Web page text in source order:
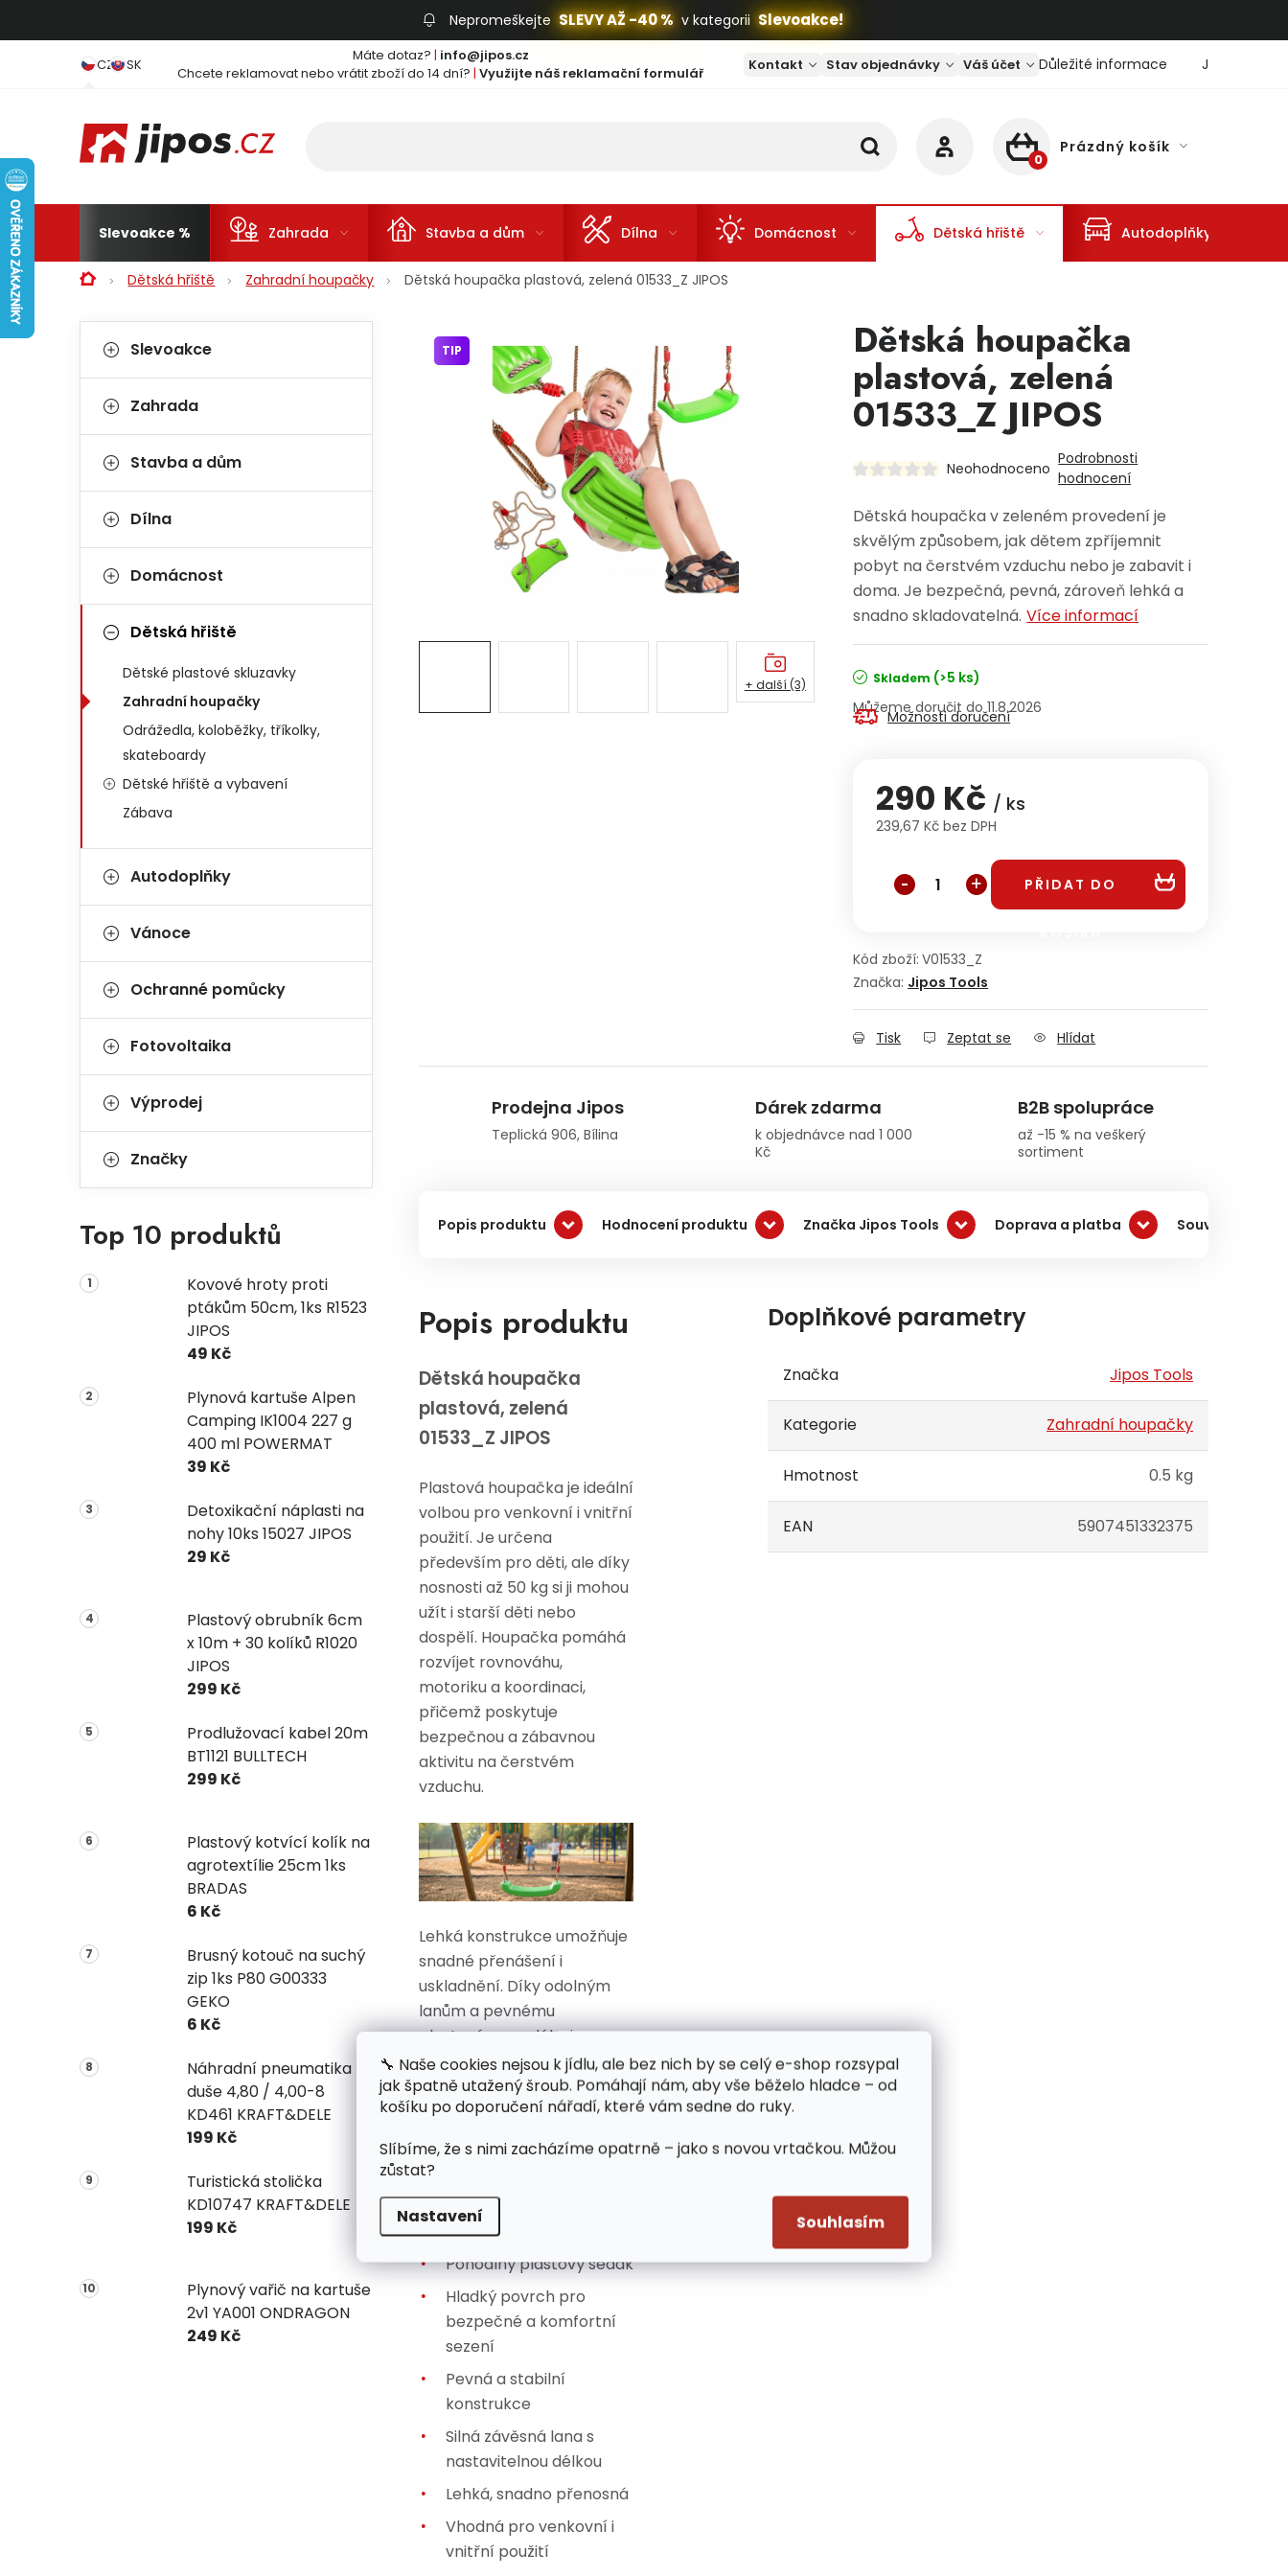
🔧 Naše cookies nejsou k jídlu, ale bez nich by se celý e-shop rozsypal
jak špatně utažený šroub. Pomáhají nám, aby vše běželo hladce – od
košíku po doporučení nářadí, které vám sedne do ruky.
Slíbíme, že s nimi zacházíme opatrně – jako s novou vrtačkou. Můžou
zůstat?
Nastavení Souhlasím
Nepromeškejte SLEVY AŽ -40 % v kategorii Slevoakce!
CZ SK Máte dotaz? | info@jipos.cz
Chcete reklamovat nebo vrátit zboží do 14 dní? | Využijte náš reklamační formulář Kontakt Stav objednávky Váš účet Důležité informace Jaký je
NÁKUPNÍ KOŠÍK
Prázdný košík
Slevoakce Zahrada Stavba a dům Dílna Domácnost Dětská hřiště Autodoplňky
DomůDětská hřiště Zahradní houpačky Dětská houpačka plastová, zelená 01533_Z JIPOS
Postranní panel
Kategorie
Slevoakce
Zahrada
Stavba a dům
Dílna
Domácnost
Dětská hřiště
Dětské plastové skluzavky
Zahradní houpačky
Odrážedla, koloběžky, tříkolky,
skateboardy
Dětské hřiště a vybavení
Zábava
Autodoplňky
Vánoce
Ochranné pomůcky
Fotovoltaika
Výprodej
Značky
Top 10 produktů
Kovové hroty proti
ptákům 50cm, 1ks R1523
JIPOS
49 Kč
Plynová kartuše Alpen
Camping IK1004 227 g
400 ml POWERMAT
39 Kč
Detoxikační náplasti na
nohy 10ks 15027 JIPOS
29 Kč
Plastový obrubník 6cm
x 10m + 30 kolíků R1020
JIPOS
299 Kč
Prodlužovací kabel 20m
BT1121 BULLTECH
299 Kč
Plastový kotvící kolík na
agrotextílie 25cm 1ks
BRADAS
6 Kč
Brusný kotouč na suchý
zip 1ks P80 G00333
GEKO
6 Kč
Náhradní pneumatika +
duše 4,80 / 4,00-8
KD461 KRAFT&DELE
199 Kč
Turistická stolička
KD10747 KRAFT&DELE
199 Kč
Plynový vařič na kartuše
2v1 YA001 ONDRAGON
249 Kč
Dětská houpačka
plastová, zelená
01533_Z JIPOS
Neohodnoceno
Podrobnosti
hodnocení
Dětská houpačka v zeleném provedení je
skvělým způsobem, jak dětem zpříjemnit
pobyt na čerstvém vzduchu nebo je zabavit i
doma. Je bezpečná, pevná, zároveň lehká a
snadno skladovatelná. Více informací
Skladem (>5 ks)
11.8.2026
Možnosti doručení
290 Kč / ks
239,67 Kč bez DPH
PŘIDAT DO
Kód zboží: V01533_Z
Značka: Jipos Tools
Tisk Zeptat se Hlídat
TIP
+ další (3)
Prodejna Jipos
Teplická 906, Bílina
Dárek zdarma
k objednávce nad 1 000
Kč
B2B spolupráce
až -15 % na veškerý
sortiment
Popis produktu Hodnocení produktu Značka Jipos Tools Doprava a platba Související
Popis produktu
Dětská houpačka
plastová, zelená
01533_Z JIPOS
Plastová houpačka je ideální
volbou pro venkovní i vnitřní
použití. Je určena
především pro děti, ale díky
nosnosti až 50 kg si ji mohou
užít i starší děti nebo
dospělí. Houpačka pomáhá
rozvíjet rovnováhu,
motoriku a koordinaci,
přičemž poskytuje
bezpečnou a zábavnou
aktivitu na čerstvém
vzduchu.
Lehká konstrukce umožňuje
snadné přenášení i
uskladnění. Díky odolným
lanům a pevnému
plastovému sedáku je
houpačka velmi stabilní a
pohodlná na používání. Hodí
se k zavěšení na strom,
konstrukci.
Vlastnosti:
Pohodlný plastový sedák
Hladký povrch pro
bezpečné a komfortní
sezení
Pevná a stabilní
konstrukce
Silná závěsná lana s
nastavitelnou délkou
Lehká, snadno přenosná
Vhodná pro venkovní i
vnitřní použití
Doplňkové parametry
Značka Jipos Tools
Kategorie Zahradní houpačky
Hmotnost 0.5 kg
EAN 5907451332375